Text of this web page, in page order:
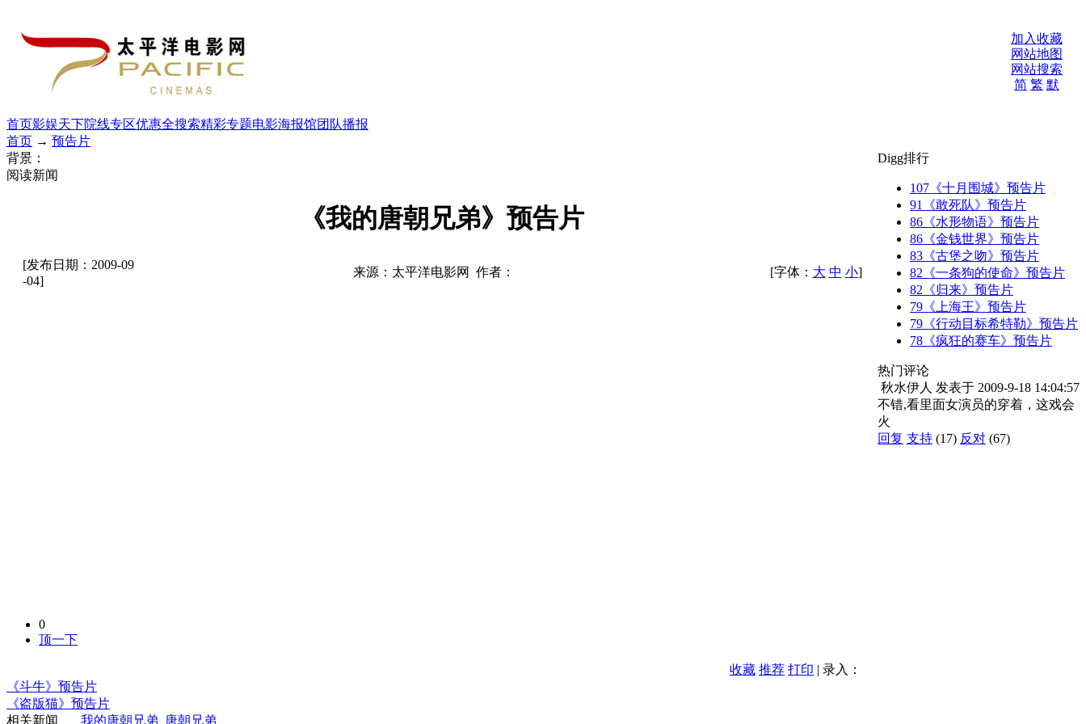
加入收藏
网站地图
网站搜索
简 繁 默
首页影娱天下院线专区优惠全搜索精彩专题电影海报馆团队播报
首页 → 预告片
背景：
阅读新闻
《我的唐朝兄弟》预告片
[发布日期：2009-09
-04]
来源：太平洋电影网 作者： [字体： 大 中 小]
0
顶一下
收藏 推荐 打印 | 录入：
《斗牛》预告片
《盗版猫》预告片
相关新闻
我的唐朝兄弟 唐朝兄弟
Digg排行
107 《十月围城》预告片
91
《敢死队》预告片
86 《水形物语》预告片
86 《金钱世界》预告片
83 《古堡之吻》预告片
82 《一条狗的使命》预告片
82 《归来》预告片
79 《上海王》预告片
79 《行动目标希特勒》预告片
78 《疯狂的赛车》预告片
热门评论
秋水伊人 发表于 2009-9-18 14:04:57
不错,看里面女演员的穿着，这戏会
火
回复 支持 (17) 反对 (67)